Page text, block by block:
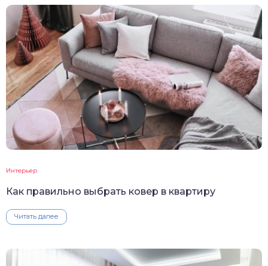
Интерьер
Как правильно выбрать ковер в квартиру
Читать далее